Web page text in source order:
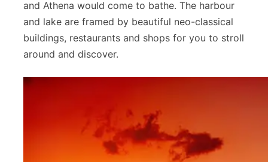
and Athena would come to bathe. The harbour
and lake are framed by beautiful neo-classical
buildings, restaurants and shops for you to stroll
around and discover.